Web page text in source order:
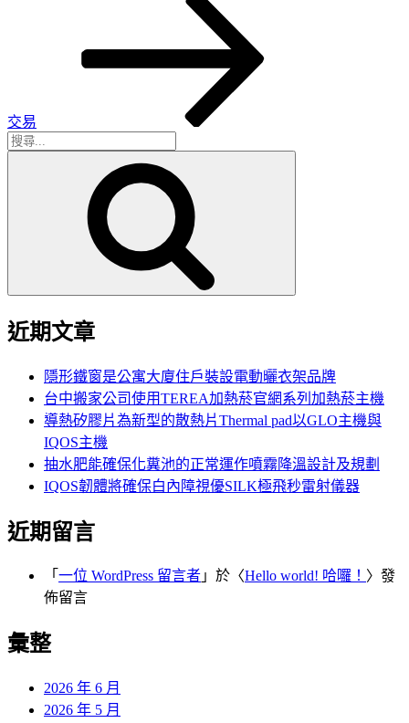
交易
搜
近期文章
隱形鐵窗是公寓大廈住戶裝設電動曬衣架品牌
台中搬家公司使用TEREA加熱菸官網系列加熱菸主機
導熱矽膠片為新型的散熱片Thermal pad以GLO主機與
IQOS主機
抽水肥能確保化糞池的正常運作噴霧降溫設計及規劃
IQOS韌體將確保白內障視優SILK極飛秒雷射儀器
近期留言
「 一位 WordPress 留言者 」於〈Hello world! 哈囉！ 〉發
佈留言
彙整
2026 年 6 月
2026 年 5 月